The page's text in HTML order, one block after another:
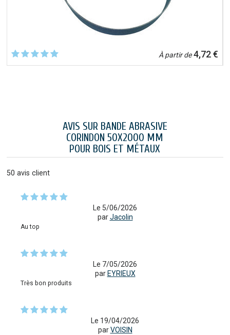
À partir de4,72 €
AVIS SUR BANDE ABRASIVE
CORINDON 50X2000 MM
POUR BOIS ET MÉTAUX
50 avis client
Le 5/06/2026
parJacolin
Au top
Le 7/05/2026
par EYRIEUX
Très bon produits
Le 19/04/2026
parVOISIN